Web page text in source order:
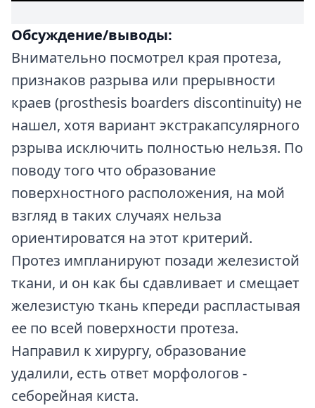
Обсуждение/выводы:
Внимательно посмотрел края протеза,
признаков разрыва или прерывности
краев (prosthesis boarders discontinuity) не
нашел, хотя вариант экстракапсулярного
рзрыва исключить полностью нельзя. По
поводу того что образование
поверхностного расположения, на мой
взгляд в таких случаях нельза
ориентироватся на этот критерий.
Протез импланируют позади железистой
ткани, и он как бы сдавливает и смещает
железистую ткань кпереди распластывая
ее по всей поверхности протеза.
Направил к хирургу, образование
удалили, есть ответ морфологов -
себорейная киста.